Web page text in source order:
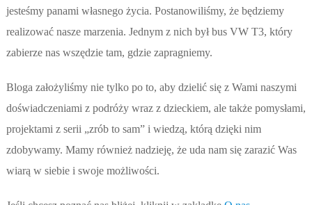
jesteśmy panami własnego życia. Postanowiliśmy, że będziemy
realizować nasze marzenia. Jednym z nich był bus VW T3, który
zabierze nas wszędzie tam, gdzie zapragniemy.
Bloga założyliśmy nie tylko po to, aby dzielić się z Wami naszymi
doświadczeniami z podróży wraz z dzieckiem, ale także pomysłami,
projektami z serii „zrób to sam” i wiedzą, którą dzięki nim
zdobywamy. Mamy również nadzieję, że uda nam się zarazić Was
wiarą w siebie i swoje możliwości.